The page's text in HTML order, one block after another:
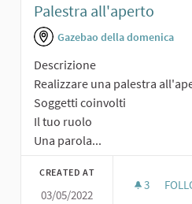
Palestra all'aperto
Gazebao della domenica
Descrizione
Realizzare una palestra
Soggetti coinvolti
Il tuo ruolo
Una parola...
CREATED AT
03/05/2022
3 3